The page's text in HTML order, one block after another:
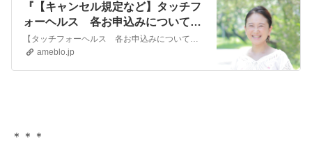
『【キャンセル規定など】タッチフ
ォーヘルス 各お申込みについて
＊ご一読の上ご了承ください』
ameblo.jp
＊＊＊